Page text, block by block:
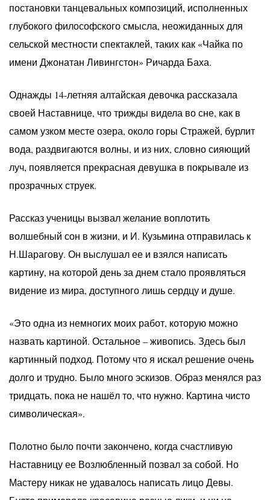
постановки танцевальных композиций, исполненных
глубокого философского смысла, неожиданных для
сельской местности спектаклей, таких как «Чайка по
имени Джонатан Ливингстон» Ричарда Баха.
Однажды 14-летняя алтайская девочка рассказала
своей Наставнице, что трижды видела во сне, как в
самом узком месте озера, около горы Стражей, бурлит
вода, раздвигаются волны, и из них, словно сияющий
луч, появляется прекрасная девушка в покрывале из
прозрачных струек.
Рассказ ученицы вызвал желание воплотить
волшебный сон в жизни, и И. Кузьмина отправилась к
Н.Шарагову. Он выслушал ее и взялся написать
картину, на которой день за днем стало проявляться
видение из мира, доступного лишь сердцу и душе.
«Это одна из немногих моих работ, которую можно
назвать картиной. Остальное – живопись. Здесь был
картинный подход. Потому что я искал решение очень
долго и трудно. Было много эскизов. Образ менялся раз
тридцать, пока не нашёл то, что нужно. Картина чисто
символическая».
Полотно было почти закончено, когда счастливую
Наставницу ее Возлюбленный позвал за собой. Но
Мастеру никак не удавалось написать лицо Девы.